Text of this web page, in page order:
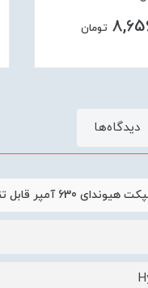
تومان
دیدگاه‌ها
آمپر قابل تنظیم 3 پل